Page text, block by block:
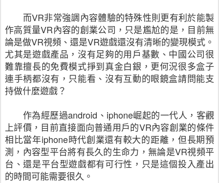
而VR非常強調內容體驗的特殊性則更有利於能製
作高質量VR內容的創業公司，只是尷尬的是，目前無
論是做VR視頻、還是VR遊戲還沒有清晰的變現模式。
尤其是遊戲產品，沒有足夠的用戶基數、中國公司很
難靠擅長的免費模式掙到真金白銀，更何況很多盒子
連手柄都沒有，只能看、沒有互動的眼鏡盒請問能支
持做什麼遊戲？
作為經歷過android 、 iphone崛起的一代人，客觀
上評價，目前直接面向普通用戶的VR內容創業的條件
相比當年iphone時代創業還有較大的距離，但長期預
測，內容型平台將有長久的生命力，無論是VR視頻平
台、還是平台型遊戲都有可行性，只是這個投入產出
的時間可能需要很久。